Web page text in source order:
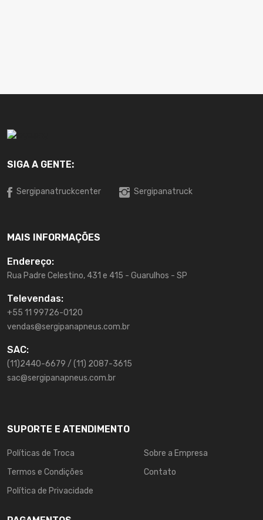
SIGA A GENTE:
Sergipanatruckcenter Sergipanatruck
MAIS INFORMAÇÕES
Endereço:
Rua Padre Celestino, 431 e 415 - Guarulhos - SP
Televendas:
+55 11 99726-0120
vendas@sergipanapneus.com.br
SAC:
(11)2440-6679 / (11) 2087-3615
sac@sergipanapneus.com.br
SUPORTE E ATENDIMENTO
Políticas de Troca
Termos e Condições
Política de Privacidade
Sobre a Empresa
Contato